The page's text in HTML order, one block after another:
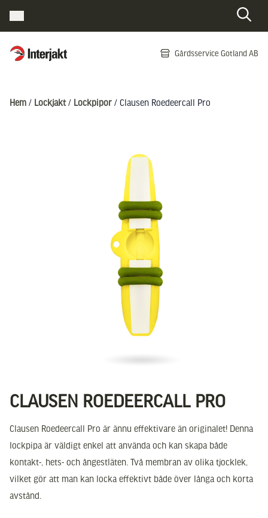
Interjakt SE Gårdsservice Gotland AB
Hem / Lockjakt/ Lockpipor / Clausen Roedeercall Pro
CLAUSEN ROEDEERCALL PRO
Clausen Roedeercall Pro är ännu effektivare än originalet! Denna
lockpipa är väldigt enkel att använda och kan skapa både
kontakt-, hets- och ångestläten. Två membran av olika tjocklek,
vilket gör att man kan locka effektivt både över långa och korta
avstånd.